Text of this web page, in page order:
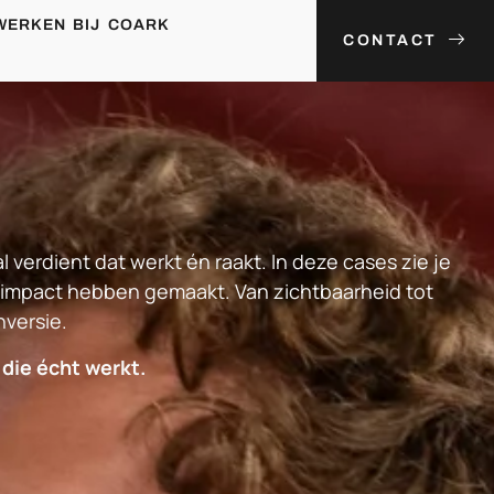
BIJ COARK
CONTACT
verdient dat werkt én raakt. In deze cases zie je
hebben gemaakt. Van zichtbaarheid tot
écht werkt.